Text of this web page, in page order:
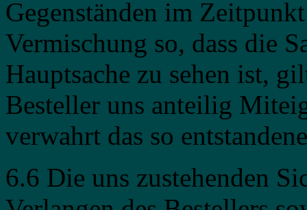
Gegenständen im
Vermischung so, dass die
Hauptsache zu sehen ist,
Besteller uns anteilig
verwahrt das so
6.6 Die uns zustehenden